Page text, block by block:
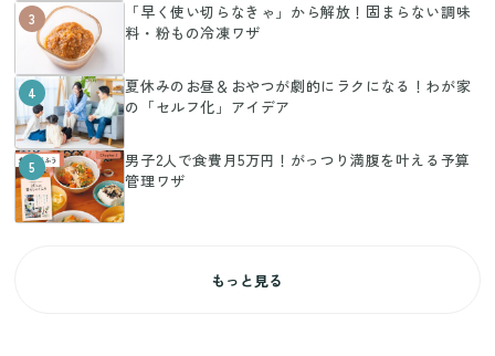
3
「早く使い切らなきゃ」から解放！固まらない調味
料・粉もの冷凍ワザ
4
夏休みのお昼＆おやつが劇的にラクになる！わが家
の「セルフ化」アイデア
5
男子2人で食費月5万円！がっつり満腹を叶える予算
管理ワザ
もっと見る